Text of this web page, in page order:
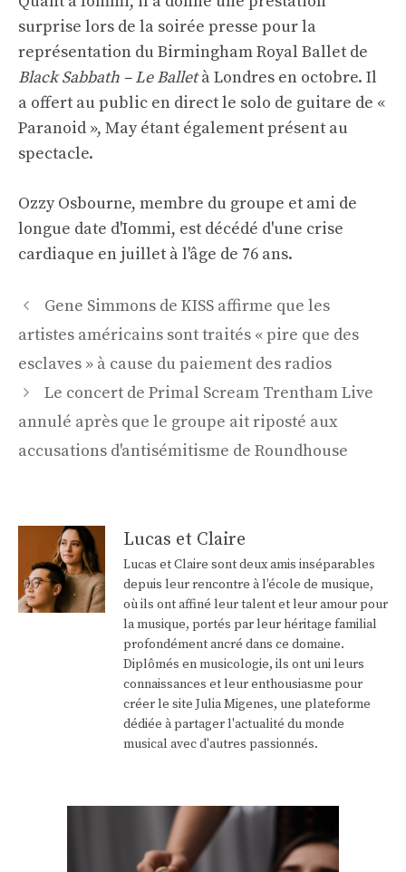
surprise lors de la soirée presse pour la
représentation du Birmingham Royal Ballet de
Black Sabbath – Le Balletà Londres en octobre. Il
a offert au public en direct le solo de guitare de «
Paranoid », May étant également présent au
spectacle.
Ozzy Osbourne, membre du groupe et ami de
longue date d'Iommi, est décédé d'une crise
cardiaque en juillet à l'âge de 76 ans.
Navigation
des
articles
Gene Simmons de KISS affirme que les
artistes américains sont traités « pire que des
esclaves » à cause du paiement des radios
Le concert de Primal Scream Trentham Live
annulé après que le groupe ait riposté aux
accusations d'antisémitisme de Roundhouse
Lucas et Claire
Lucas et Claire sont deux amis inséparables
depuis leur rencontre à l'école de musique,
où ils ont affiné leur talent et leur amour pour
la musique, portés par leur héritage familial
profondément ancré dans ce domaine.
Diplômés en musicologie, ils ont uni leurs
connaissances et leur enthousiasme pour
créer le site Julia Migenes, une plateforme
dédiée à partager l'actualité du monde
musical avec d'autres passionnés.